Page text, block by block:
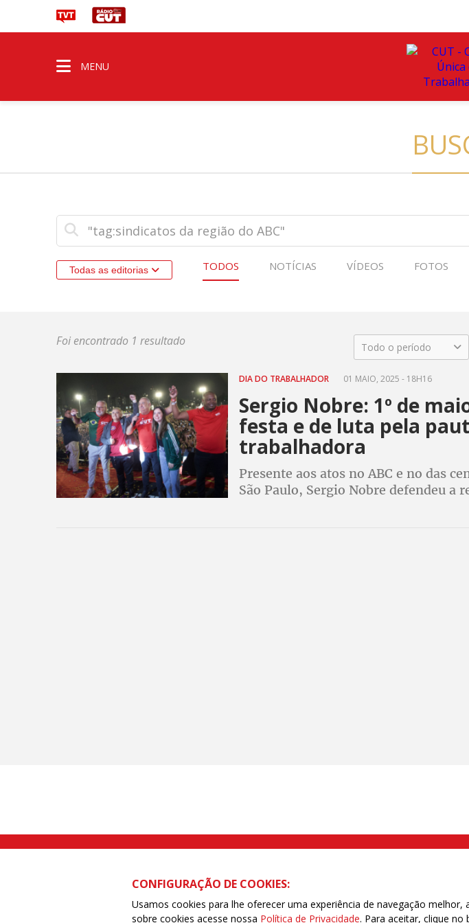
MENU
Todas as editorias TODOS NOTÍCIAS VÍDEOS FOTOS
Foi encontrado 1 resultado Todo o período
DIA DO TRABALHADOR 01 MAIO, 2025 - 18H16
Sergio Nobre: 1º de
festa e de luta pela
trabalhadora
Presente aos atos no ABC e no das
São Paulo, Sergio Nobre defendeu a
Rua Caetano Pinto nº 575 CEP 03041-000 Brás, São Paulo/SP | Telefone (11)
CONFIGURAÇÃO DE COOKIES:
Usamos cookies para lhe oferecer uma experiência de navegação
sobre cookies acesse nossa Política de Privacidade. Para aceitar, clique